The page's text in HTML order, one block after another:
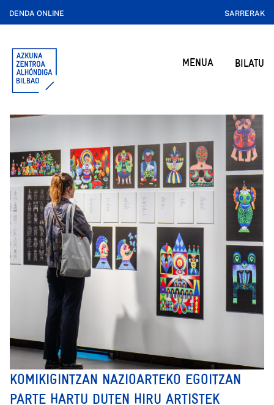
DENDA ONLINE SARRERAK
MENUA BILATU
KOMIKIGINTZAN NAZIOARTEKO EGOITZAN
PARTE HARTU DUTEN HIRU ARTISTEK